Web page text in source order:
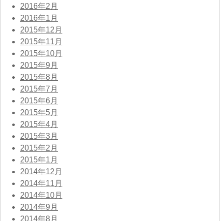
2016年2月
2016年1月
2015年12月
2015年11月
2015年10月
2015年9月
2015年8月
2015年7月
2015年6月
2015年5月
2015年4月
2015年3月
2015年2月
2015年1月
2014年12月
2014年11月
2014年10月
2014年9月
2014年8月